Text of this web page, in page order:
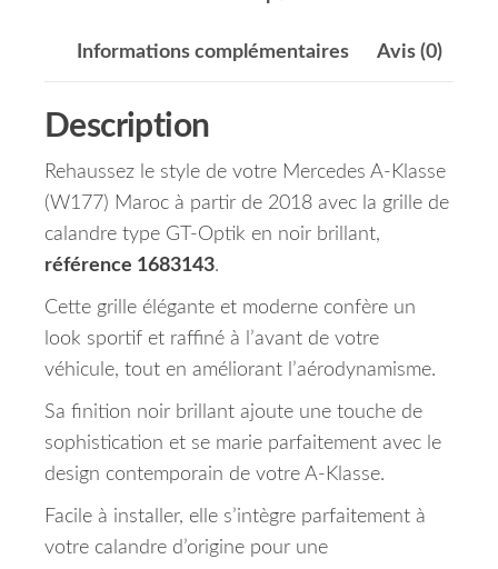
Informations complémentaires Avis (0)
Description
Rehaussez le style de votre Mercedes A-Klasse
(W177) Maroc à partir de 2018 avec la grille de
calandre type GT-Optik en noir brillant,
référence 1683143.
Cette grille élégante et moderne confère un
look sportif et raffiné à l’avant de votre
véhicule, tout en améliorant l’aérodynamisme.
Sa finition noir brillant ajoute une touche de
sophistication et se marie parfaitement avec le
design contemporain de votre A-Klasse.
Facile à installer, elle s’intègre parfaitement à
votre calandre d’origine pour une